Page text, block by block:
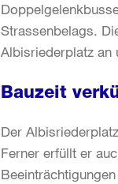
Strassenbelags.
Albisriederplatz an
Bauzeit
Der
Ferner erfüllt er